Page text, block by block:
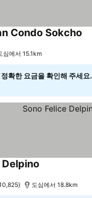
Condo Sokcho
심에서 15.1km
확한 요금을 확인해 주세요.
Delpino
도심에서 18.8km